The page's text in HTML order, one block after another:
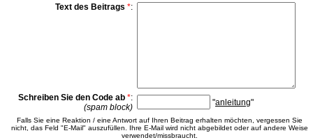
Text des Beitrags *:
Schreiben Sie den Code ab *:
(spam block)
"anleitung"
Falls Sie eine Reaktion / eine Antwort auf Ihren Beitrag erhalten möchten, vergessen Sie
nicht, das Feld "E-Mail" auszufüllen. Ihre E-Mail wird nicht abgebildet oder auf andere Weise
verwendet/missbraucht.